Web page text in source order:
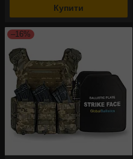
Купити
–16%